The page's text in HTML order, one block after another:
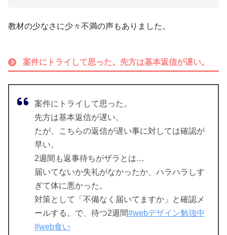
教材の少なさに少々不満の声もありました。
案件にトライして思った。先方は基本返信が遅い。
案件にトライして思った。
先方は基本返信が遅い。
たが、こちらの返信が遅い事に対しては確認が
早い。
2週間も返事待ちがザラとは…
届いてないか失礼がなかったか、ハラハラしす
ぎて体に悪かった。
対策として「不備なく届いてますか」と確認メ
ールする。で、待つ2週間#webデザイン勉強中
#web食い